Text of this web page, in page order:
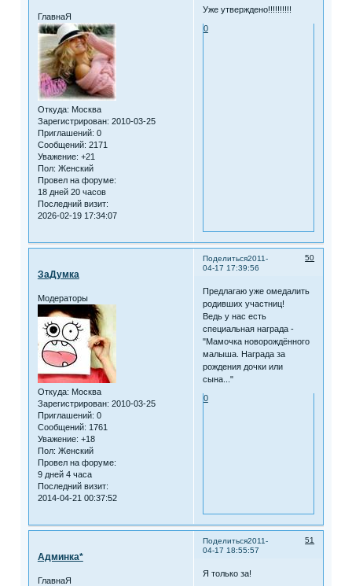
ГлавнаЯ
Откуда: Москва
Зарегистрирован: 2010-03-25
Приглашений: 0
Сообщений: 2171
Уважение: +21
Пол: Женский
Провел на форуме:
18 дней 20 часов
Последний визит:
2026-02-19 17:34:07
Уже утверждено!!!!!!!!!!
0
Поделиться 50
2011-
04-17 17:39:56
ЗаДумка
Модераторы
Откуда: Москва
Зарегистрирован: 2010-03-25
Приглашений: 0
Сообщений: 1761
Уважение: +18
Пол: Женский
Провел на форуме:
9 дней 4 часа
Последний визит:
2014-04-21 00:37:52
Предлагаю уже омедалить
родивших участниц!
Ведь у нас есть
специальная награда -
"Мамочка новорождённого
малыша. Награда за
рождения дочки или
сына..."
0
Поделиться 51
2011-
04-17 18:55:57
Админка*
ГлавнаЯ
Я только за!